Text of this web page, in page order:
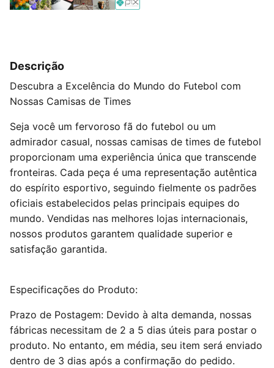
Descrição
Descubra a Excelência do Mundo do Futebol com
Nossas Camisas de Times
Seja você um fervoroso fã do futebol ou um
admirador casual, nossas camisas de times de futebol
proporcionam uma experiência única que transcende
fronteiras. Cada peça é uma representação autêntica
do espírito esportivo, seguindo fielmente os padrões
oficiais estabelecidos pelas principais equipes do
mundo. Vendidas nas melhores lojas internacionais,
nossos produtos garantem qualidade superior e
satisfação garantida.
Especificações do Produto:
Prazo de Postagem: Devido à alta demanda, nossas
fábricas necessitam de 2 a 5 dias úteis para postar o
produto. No entanto, em média, seu item será enviado
dentro de 3 dias após a confirmação do pedido.